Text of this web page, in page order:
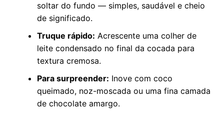
soltar do fundo — simples, saudável e cheio
de significado.
Truque rápido: Acrescente uma colher de
leite condensado no final da cocada para
textura cremosa.
Para surpreender: Inove com coco
queimado, noz-moscada ou uma fina camada
de chocolate amargo.